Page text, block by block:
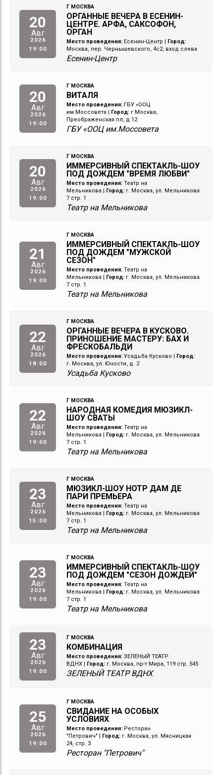
20
Авг
2026
19:00
Г МОСКВА
ОРГАННЫЕ ВЕЧЕРА В ЕСЕНИН-
ЦЕНТРЕ. АРФА, САКСОФОН,
ОРГАН
Место проведения: Есенин-Центр
Город:
Москва, пер. Чернышевского, 4с2, вход слева
Есенин-Центр
20
Авг
2026
19:00
Г МОСКВА
ВИТАЛЯ
Место проведения: ГБУ «ООЦ
им.Моссовета
Город: г Москва,
Преображенская пл, д 12
ГБУ «ООЦ им.Моссовета
20
Авг
2026
19:00
Г МОСКВА
ИММЕРСИВНЫЙ СПЕКТАКЛЬ-ШОУ
ПОД ДОЖДЕМ "ВРЕМЯ ЛЮБВИ"
Место проведения: Театр на
Мельникова
Город: г. Москва, ул. Мельникова
7 стр. 1
Театр на Мельникова
21
Авг
2026
19:00
Г МОСКВА
ИММЕРСИВНЫЙ СПЕКТАКЛЬ-ШОУ
ПОД ДОЖДЕМ "МУЖСКОЙ
СЕЗОН"
Место проведения: Театр на
Мельникова
Город: г. Москва, ул. Мельникова
7 стр. 1
Театр на Мельникова
22
Авг
2026
18:00
Г МОСКВА
ОРГАННЫЕ ВЕЧЕРА В КУСКОВО.
ПРИНОШЕНИЕ МАСТЕРУ: БАХ И
ФРЕСКОБАЛЬДИ
Место проведения: Усадьба Кусково
Город:
г. Москва, ул. Юности, д. 2
Усадьба Кусково
22
Авг
2026
19:00
Г МОСКВА
НАРОДНАЯ КОМЕДИЯ МЮЗИКЛ-
ШОУ СВАТЫ
Место проведения: Театр на
Мельникова
Город: г. Москва, ул. Мельникова
7 стр. 1
Театр на Мельникова
23
Авг
2026
15:00
Г МОСКВА
МЮЗИКЛ-ШОУ НОТР ДАМ ДЕ
ПАРИ ПРЕМЬЕРА
Место проведения: Театр на
Мельникова
Город: г. Москва, ул. Мельникова
7 стр. 1
Театр на Мельникова
23
Авг
2026
19:00
Г МОСКВА
ИММЕРСИВНЫЙ СПЕКТАКЛЬ-ШОУ
ПОД ДОЖДЕМ "СЕЗОН ДОЖДЕЙ"
Место проведения: Театр на
Мельникова
Город: г. Москва, ул. Мельникова
7 стр. 1
Театр на Мельникова
23
Авг
2026
19:00
Г МОСКВА
КОМБИНАЦИЯ
Место проведения: ЗЕЛЕНЫЙ ТЕАТР
ВДНХ | Город: г. Москва, пр-т Мира, 119 стр. 545
ЗЕЛЕНЫЙ ТЕАТР ВДНХ
25
Авг
2026
19:00
Г МОСКВА
СВИДАНИЕ НА ОСОБЫХ
УСЛОВИЯХ
Место проведения: Ресторан
"Петрович"
Город: г. Москва, ул. Мясницкая
24, стр. 3
Ресторан "Петрович"